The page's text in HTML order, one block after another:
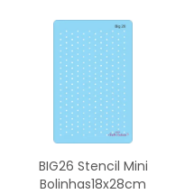
BIG26 Stencil Mini
Bolinhas18x28cm